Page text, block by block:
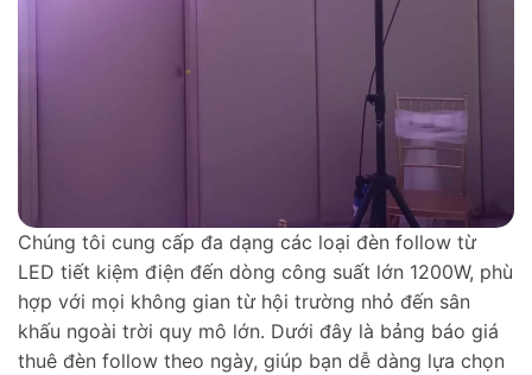
Chúng tôi cung cấp đa dạng các loại đèn follow từ
LED tiết kiệm điện đến dòng công suất lớn 1200W, phù
hợp với mọi không gian từ hội trường nhỏ đến sân
khấu ngoài trời quy mô lớn. Dưới đây là bảng báo giá
thuê đèn follow theo ngày, giúp bạn dễ dàng lựa chọn